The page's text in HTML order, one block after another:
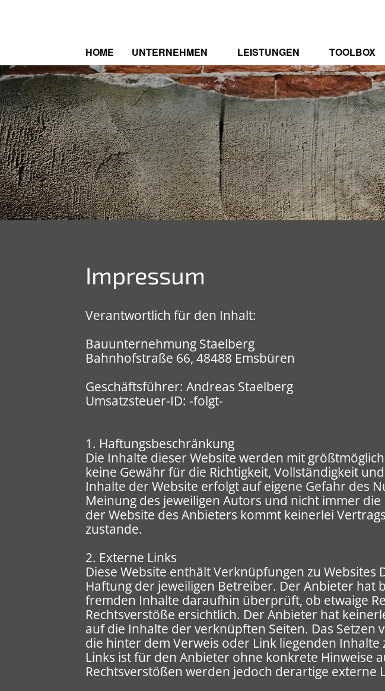
HOME
UNTERNEHMEN
WER WIR SIND
ZERTIFIZIERUNGEN
STELLENAUSSCHREIBUNG
LEISTUNGEN
SPEKTRUM
REFERENZEN
TOOLBOX
Impressum
Verantwortlich für den Inhalt:
Bauunternehmung Staelberg
Bahnhofstraße 66, 48488 Emsbüren
Geschäftsführer: Andreas Staelberg
Umsatzsteuer-ID: -folgt-
1. Haftungsbeschränkung
Die Inhalte dieser Website werden mit
keine Gewähr für die Richtigkeit, Vollständigkeit
Inhalte der Website erfolgt auf eigene Gefahr des
Meinung des jeweiligen Autors und nicht immer
der Website des Anbieters kommt keinerlei
zustande.
2. Externe Links
Diese Website enthält Verknüpfungen zu
Haftung der jeweiligen Betreiber. Der Anbieter
fremden Inhalte daraufhin überprüft, ob etwaige
Rechtsverstöße ersichtlich. Der Anbieter hat
auf die Inhalte der verknüpften Seiten. Das
die hinter dem Verweis oder Link liegenden
Links ist für den Anbieter ohne konkrete Hinweise
Rechtsverstößen werden jedoch derartige externe